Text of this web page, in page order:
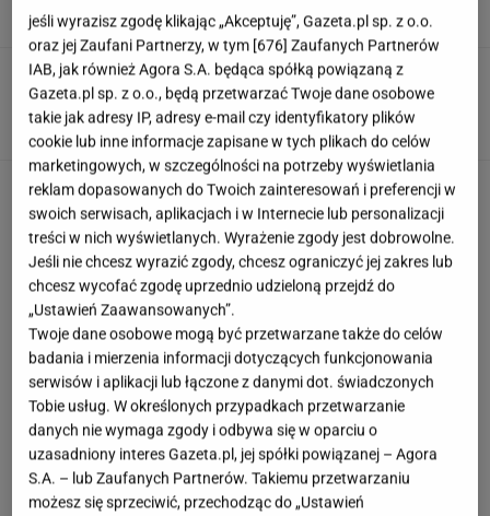
Gawryluk reaguje na krytykę po debacie u
Nawrockiego. Co na to Polsat?
jeśli wyrazisz zgodę klikając „Akceptuję”, Gazeta.pl sp. z o.o.
oraz jej Zaufani Partnerzy, w tym [676] Zaufanych Partnerów
IAB, jak również Agora S.A. będąca spółką powiązaną z
Gazeta.pl sp. z o.o., będą przetwarzać Twoje dane osobowe
takie jak adresy IP, adresy e-mail czy identyfikatory plików
cookie lub inne informacje zapisane w tych plikach do celów
marketingowych, w szczególności na potrzeby wyświetlania
reklam dopasowanych do Twoich zainteresowań i preferencji w
swoich serwisach, aplikacjach i w Internecie lub personalizacji
treści w nich wyświetlanych. Wyrażenie zgody jest dobrowolne.
Jeśli nie chcesz wyrazić zgody, chcesz ograniczyć jej zakres lub
chcesz wycofać zgodę uprzednio udzieloną przejdź do
„Ustawień Zaawansowanych”.
Twoje dane osobowe mogą być przetwarzane także do celów
badania i mierzenia informacji dotyczących funkcjonowania
serwisów i aplikacji lub łączone z danymi dot. świadczonych
Tobie usług. W określonych przypadkach przetwarzanie
danych nie wymaga zgody i odbywa się w oparciu o
uzasadniony interes Gazeta.pl, jej spółki powiązanej – Agora
S.A. – lub Zaufanych Partnerów. Takiemu przetwarzaniu
możesz się sprzeciwić, przechodząc do „Ustawień